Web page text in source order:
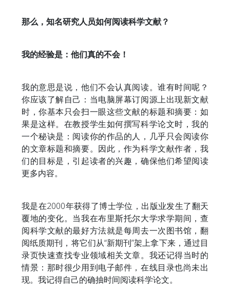
那么，知名研究人员如何阅读科学文献？
我的经验是：他们真的不会！
我的意思是说，他们不会认真阅读。谁有时间呢？
你应该了解自己：当电脑屏幕订阅源上出现新文献
时，你基本只会扫一眼这些文献的标题和摘要：如
果是这样。在教授学生如何撰写科学论文时，我的
一个秘诀是：阅读你的作品的人，几乎只会阅读你
的文章标题和摘要。因此，作为科学文献作者，我
们的目标是，引起读者的兴趣，确保他们希望阅读
更多内容。
我是在2000年获得了博士学位，出版业发生了翻天
覆地的变化。当我在布里斯托尔大学求学期间，查
阅科学文献的最好方法就是每周去一次图书馆，翻
阅纸质期刊，将它们从“新期刊”架上拿下来，通过目
录页快速查找专业领域相关文章。我还记得当时的
情景：那时很少用到电子邮件，在线目录也尚未出
现。我记得自己的确抽时间阅读科学论文。